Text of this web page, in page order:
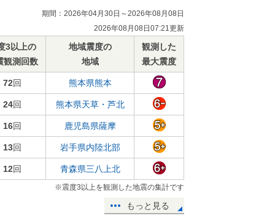
期間：2026年04月30日～2026年08月08日
2026年08月08日07:21更新
3以上の
観測回数
地域震度の
地域
観測した
最大震度
72回 熊本県熊本
24回 熊本県天草・芦北
16回 鹿児島県薩摩
13回 岩手県内陸北部
12回 青森県三八上北
※震度3以上を観測した地震の集計です
もっと見る